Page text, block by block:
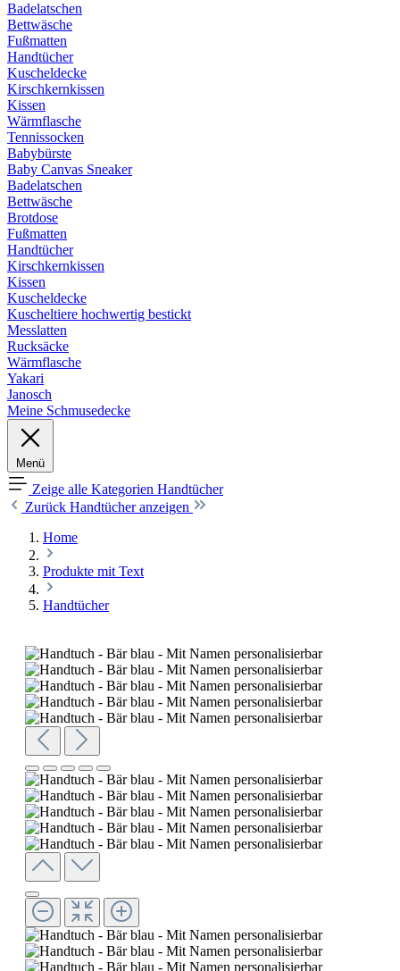
Badelatschen
Bettwäsche
Fußmatten
Handtücher
Kuscheldecke
Kirschkernkissen
Kissen
Wärmflasche
Tennissocken
Babybürste
Baby Canvas Sneaker
Badelatschen
Bettwäsche
Brotdose
Fußmatten
Handtücher
Kirschkernkissen
Kissen
Kuscheldecke
Kuscheltiere hochwertig bestickt
Messlatten
Rucksäcke
Wärmflasche
Yakari
Janosch
Meine Schmusedecke
Menü
Zeige alle Kategorien Handtücher
Zurück Handtücher anzeigen
Home
Produkte mit Text
Handtücher